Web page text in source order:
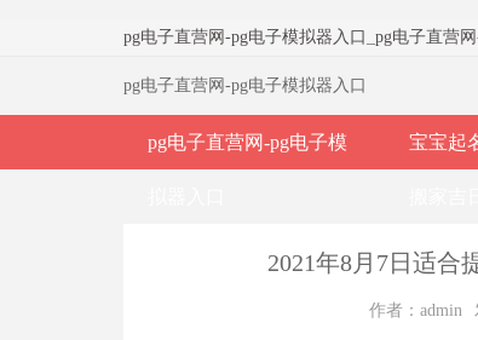
pg电子直营网-pg电子模拟器入口 pg电子直营
pg电子直营网-pg电子模拟器入口
pg电子直营网-pg电子模 宝宝起
2021年8月7日适合
作者：admin